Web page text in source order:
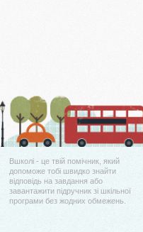
Вшколі - це твій помічник, який
допоможе тобі швидко знайти
відповідь на завдання або
завантажити підручник зі шкільної
програми без жодних обмежень.